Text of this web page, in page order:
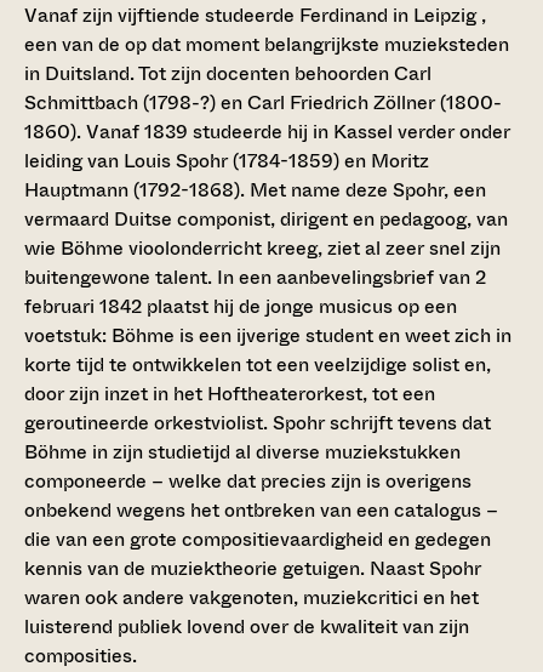
Vanaf zijn vijftiende studeerde Ferdinand in Leipzig ,
een van de op dat moment belangrijkste muzieksteden
in Duitsland. Tot zijn docenten behoorden Carl
Schmittbach (1798-?) en Carl Friedrich Zöllner (1800-
1860). Vanaf 1839 studeerde hij in Kassel verder onder
leiding van Louis Spohr (1784-1859) en Moritz
Hauptmann (1792-1868). Met name deze Spohr, een
vermaard Duitse componist, dirigent en pedagoog, van
wie Böhme vioolonderricht kreeg, ziet al zeer snel zijn
buitengewone talent. In een aanbevelingsbrief van 2
februari 1842 plaatst hij de jonge musicus op een
voetstuk: Böhme is een ijverige student en weet zich in
korte tijd te ontwikkelen tot een veelzijdige solist en,
door zijn inzet in het Hoftheaterorkest, tot een
geroutineerde orkestviolist. Spohr schrijft tevens dat
Böhme in zijn studietijd al diverse muziekstukken
componeerde – welke dat precies zijn is overigens
onbekend wegens het ontbreken van een catalogus –
die van een grote compositievaardigheid en gedegen
kennis van de muziektheorie getuigen. Naast Spohr
waren ook andere vakgenoten, muziekcritici en het
luisterend publiek lovend over de kwaliteit van zijn
composities.